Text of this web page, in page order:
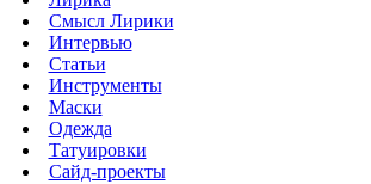
Смысл Лирики
Интервью
Статьи
Инструменты
Маски
Одежда
Татуировки
Сайд-проекты